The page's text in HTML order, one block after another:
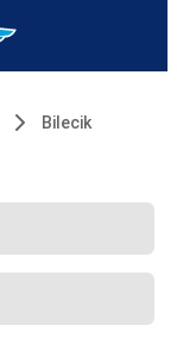
Bilecik